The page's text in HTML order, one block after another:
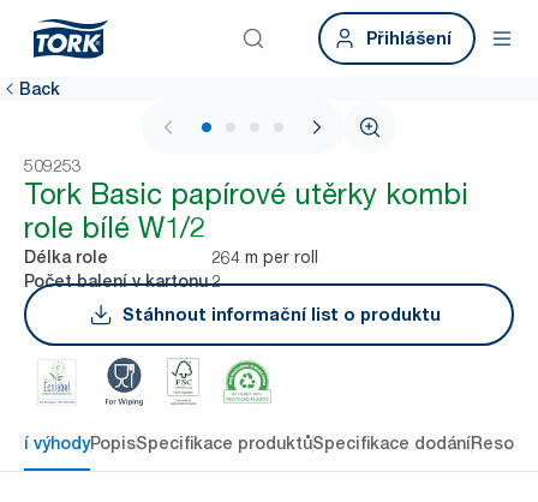
Přihlášení
Back
1 / 4
509253
Tork Basic papírové utěrky kombi
role bílé W1/2
Délka role 264 m per roll
Počet balení v kartonu2
Stáhnout informační list o produktu
výhodyPopisSpecifikace produktůSpecifikace dodání